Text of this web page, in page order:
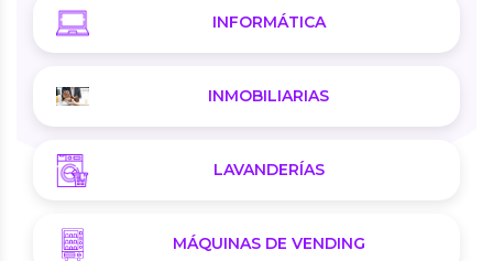
INFORMÁTICA
INMOBILIARIAS
LAVANDERÍAS
MÁQUINAS DE VENDING